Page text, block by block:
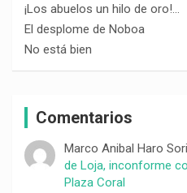
¡Los abuelos un hilo de oro!…
El desplome de Noboa
No está bien
Comentarios
Marco Anibal Haro
de Loja, inconforme
Plaza Coral